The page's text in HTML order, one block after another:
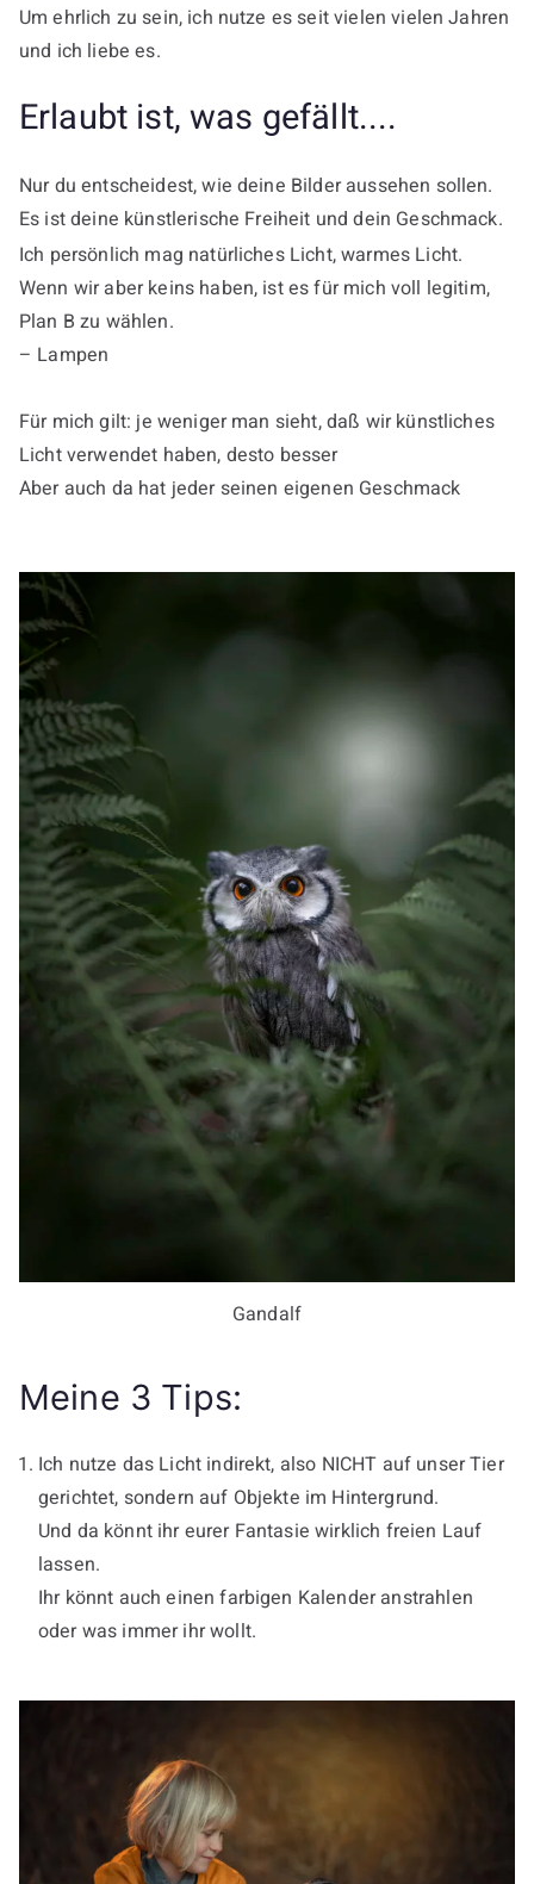
Um ehrlich zu sein, ich nutze es seit vielen vielen Jahren
und ich liebe es.
Erlaubt ist, was gefällt....
Nur du entscheidest, wie deine Bilder aussehen sollen.
Es ist deine künstlerische Freiheit und dein Geschmack.
Ich persönlich mag natürliches Licht, warmes Licht.
Wenn wir aber keins haben, ist es für mich voll legitim,
Plan B zu wählen.
– Lampen
Für mich gilt: je weniger man sieht, daß wir künstliches
Licht verwendet haben, desto besser
Aber auch da hat jeder seinen eigenen Geschmack
Gandalf
Meine 3 Tips:
Ich nutze das Licht indirekt, also NICHT auf unser Tier
gerichtet, sondern auf Objekte im Hintergrund.
Und da könnt ihr eurer Fantasie wirklich freien Lauf
lassen.
Ihr könnt auch einen farbigen Kalender anstrahlen
oder was immer ihr wollt.